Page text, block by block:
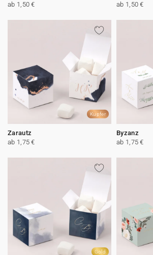
ab 1,50 €
ab 1,50 €
Kupfer
Zarautz
ab 1,75 €
Byzanz
ab 1,75 €
Gold